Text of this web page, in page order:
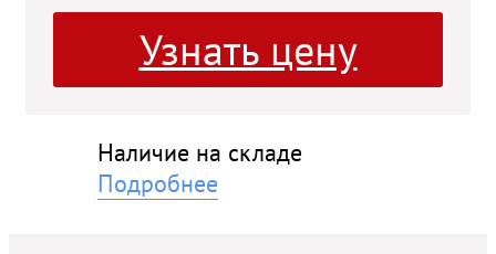
Узнать цену
Наличие на складе
Подробнее